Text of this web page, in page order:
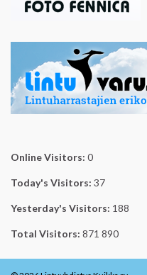
Online Visitors: 0
Today's Visitors: 37
Yesterday's Visitors: 188
Total Visitors: 871 890